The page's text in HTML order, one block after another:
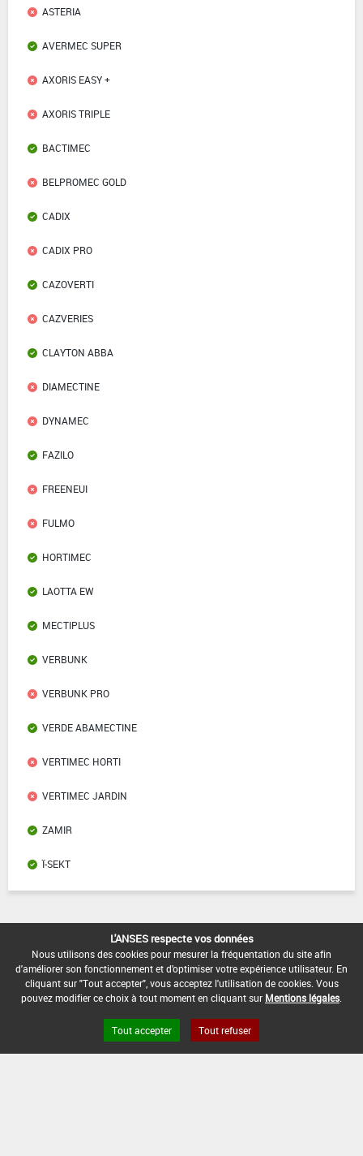
ASTERIA
AVERMEC SUPER
AXORIS EASY +
AXORIS TRIPLE
BACTIMEC
BELPROMEC GOLD
CADIX
CADIX PRO
CAZOVERTI
CAZVERIES
CLAYTON ABBA
DIAMECTINE
DYNAMEC
FAZILO
FREENEUI
FULMO
HORTIMEC
LAOTTA EW
MECTIPLUS
VERBUNK
VERBUNK PRO
VERDE ABAMECTINE
VERTIMEC HORTI
VERTIMEC JARDIN
ZAMIR
Ï-SEKT
Base de données européenne des pesticides
Base de données européenne des substances chimiques
L'ANSES respecte vos données
Nous utilisons des cookies pour mesurer la fréquentation du site afin
d'améliorer son fonctionnement et d'optimiser votre expérience utilisateur. En
cliquant sur "Tout accepter", vous acceptez l'utilisation de cookies. Vous
pouvez modifier ce choix à tout moment en cliquant sur Mentions légales
Tout accepter Tout refuser